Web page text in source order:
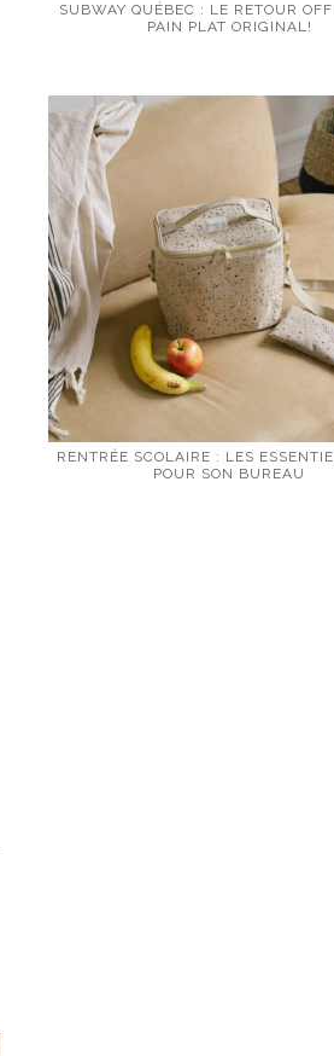
SUBWAY QUÉBEC : LE RETOUR
PAIN PLAT ORIGINAL!
RENTRÉE SCOLAIRE : LES
POUR SON BUREAU